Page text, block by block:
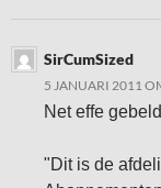
SirCumSized
5 JANUARI 2011
Net effe
"Dit is de